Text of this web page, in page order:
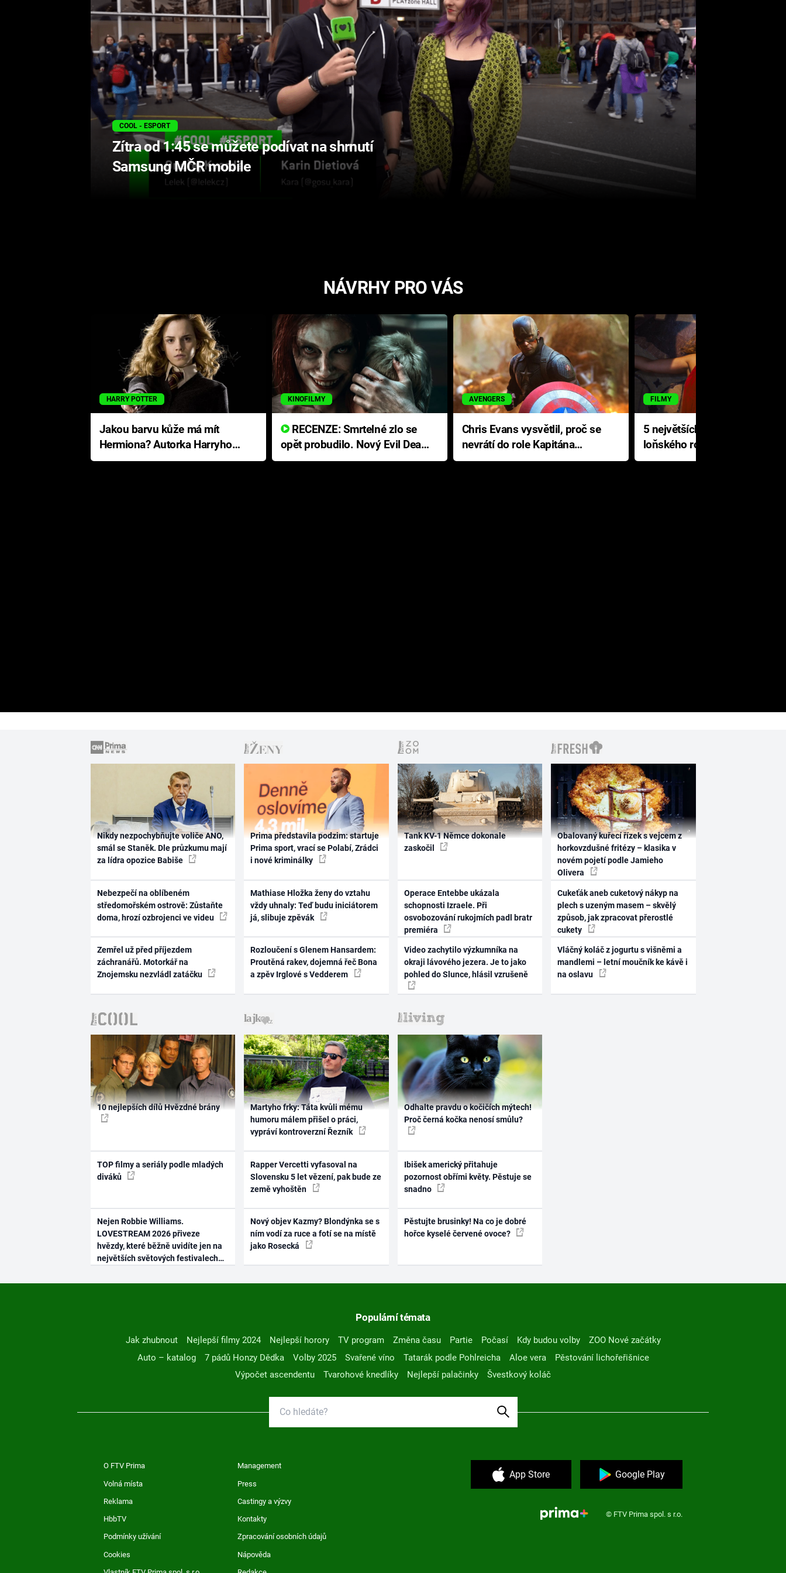
COOL - ESPORT
Zítra od 1:45 se můžete podívat na shrnutí
Samsung MČR mobile
NÁVRHY PRO VÁS
HARRY POTTER
Jakou barvu kůže má mít
Hermiona? Autorka Harryho
Pottera přišla s ráznou
KINOFILMY
RECENZE: Smrtelné zlo se
opět probudilo. Nový Evil Dead
přichází s neodolatelnou
AVENGERS
Chris Evans vysvětlil, proč se
nevrátí do role Kapitána
Ameriky
FILMY
5 největších propadáků
loňského roku: Disney na
jediné katastrofě prodělal 200
Nikdy nezpochybňujte voliče ANO,
smál se Staněk. Dle průzkumu mají
za lídra opozice Babiše
Nebezpečí na oblíbeném
středomořském ostrově: Zůstaňte
doma, hrozí ozbrojenci ve videu
Zemřel už před příjezdem
záchranářů. Motorkář na
Znojemsku nezvládl zatáčku
Prima představila podzim: startuje
Prima sport, vrací se Polabí, Zrádci
i nové kriminálky
Mathiase Hložka ženy do vztahu
vždy uhnaly: Teď budu iniciátorem
já, slibuje zpěvák
Rozloučení s Glenem Hansardem:
Proutěná rakev, dojemná řeč Bona
a zpěv Irglové s Vedderem
Tank KV-1 Němce dokonale
zaskočil
Operace Entebbe ukázala
schopnosti Izraele. Při
osvobozování rukojmích padl bratr
premiéra
Video zachytilo výzkumníka na
okraji lávového jezera. Je to jako
pohled do Slunce, hlásil vzrušeně
Obalovaný kuřecí řízek s vejcem z
horkovzdušné fritézy – klasika v
novém pojetí podle Jamieho
Olivera
Cukeťák aneb cuketový nákyp na
plech s uzeným masem – skvělý
způsob, jak zpracovat přerostlé
cukety
Vláčný koláč z jogurtu s višněmi a
mandlemi – letní moučník ke kávě i
na oslavu
10 nejlepších dílů Hvězdné brány
TOP filmy a seriály podle mladých
diváků
Nejen Robbie Williams.
LOVESTREAM 2026 přiveze
hvězdy, které běžně uvidíte jen na
největších světových festivalech
Martyho frky: Táta kvůli mému
humoru málem přišel o práci,
vypráví kontroverzní Řezník
Rapper Vercetti vyfasoval na
Slovensku 5 let vězení, pak bude ze
země vyhoštěn
Nový objev Kazmy? Blondýnka se s
ním vodí za ruce a fotí se na místě
jako Rosecká
Odhalte pravdu o kočičích mýtech!
Proč černá kočka nenosí smůlu?
Ibišek americký přitahuje
pozornost obřími květy. Pěstuje se
snadno
Pěstujte brusinky! Na co je dobré
hořce kyselé červené ovoce?
Populární témata
Jak zhubnout Nejlepší filmy 2024 Nejlepší horory TV program Změna času Partie Počasí Kdy budou volby
ZOO Nové začátky
Auto – katalog
7 pádů Honzy Dědka Volby 2025 Svařené víno Tatarák podle Pohlreicha Aloe vera
Pěstování lichořeřišnice
Výpočet ascendentu
Tvarohové knedlíky Nejlepší palačinky Švestkový koláč
O FTV Prima Management
Volná místa Press
Reklama Castingy a výzvy
HbbTV Kontakty
Podmínky užívání Zpracování osobních údajů
Cookies Nápověda
App Store Google Play
© FTV Prima spol. s r.o.